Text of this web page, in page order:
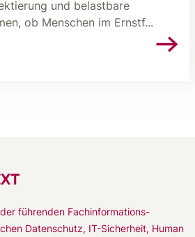
und belastbare
ob Menschen im Ernstf...
führenden Fachinformations-
Datenschutz, IT-Sicherheit, Human